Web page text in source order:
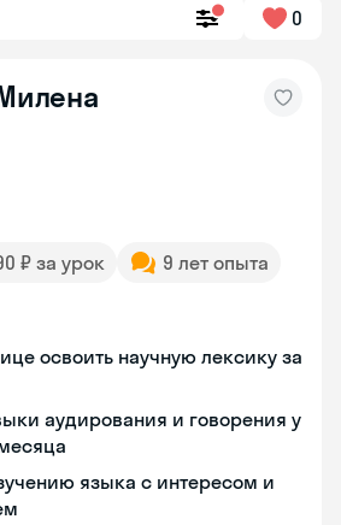
0
₽ за урок
9 лет опыта
освоить научную лексику за
аудирования и говорения у
языка с интересом и